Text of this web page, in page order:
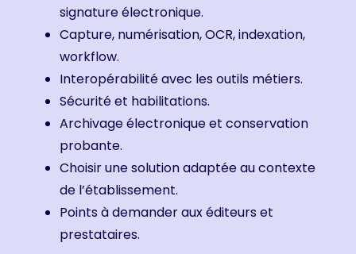
signature électronique.
Capture, numérisation, OCR, indexation,
workflow.
Interopérabilité avec les outils métiers.
Sécurité et habilitations.
Archivage électronique et conservation
probante.
Choisir une solution adaptée au contexte
de l’établissement.
Points à demander aux éditeurs et
prestataires.